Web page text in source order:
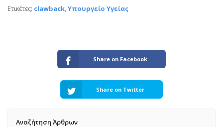
Ετικέτες: clawback,Υπουργείο Υγείας
Share on Facebook
Share on Twitter
Αναζήτηση Άρθρων